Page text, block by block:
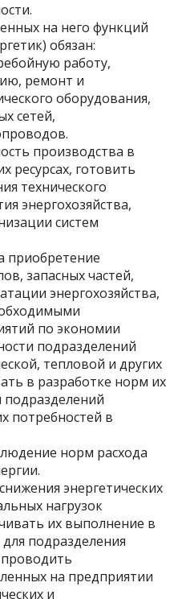
на него функций
обязан:
работу,
ремонт и
оборудования,
сетей,
производства в
ресурсах, готовить
технического
энергохозяйства,
систем
приобретение
запасных частей,
энергохозяйства,
по экономии
подразделений
тепловой и других
в разработке норм их
потребностей в
норм расхода
энергетических
нагрузок
их выполнение в
подразделения
на предприятии
и